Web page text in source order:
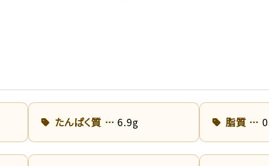
たんぱく質 6.9g 脂質